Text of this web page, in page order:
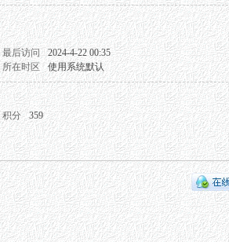
最后访问 2024-4-22 00:35
所在时区 使用系统默认
积分 359